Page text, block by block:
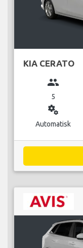
KIA CERATO
group
5
miscellaneous_services
Automatisk